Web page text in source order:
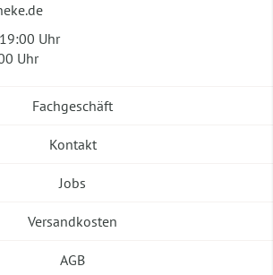
Uhr
Uhr
Fachgeschäft
Kontakt
Jobs
Versandkosten
AGB